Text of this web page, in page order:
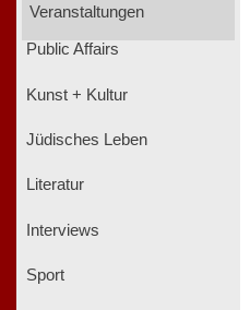
Veranstaltungen
Public Affairs
Kunst + Kultur
Jüdisches Leben
Literatur
Interviews
Sport